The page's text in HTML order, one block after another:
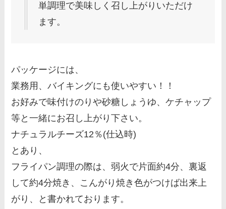
単調理で美味しく召し上がりいただけ
ます。
パッケージには、
業務用、バイキングにも使いやすい！！
お好みで味付けのりや砂糖しょうゆ、ケチャップ
等と一緒にお召し上がり下さい。
ナチュラルチーズ12％(仕込時)
とあり、
フライパン調理の際は、弱火で片面約4分、裏返
して約4分焼き、こんがり焼き色がつけば出来上
がり、と書かれております。